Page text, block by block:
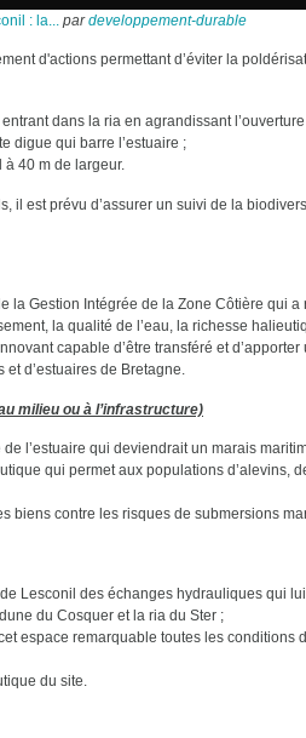
: la... pardeveloppement-durable
d'actions permettant d’éviter la
dans la ria en agrandissant
digue qui barre l’estuaire ;
40 m de largeur.
il est prévu d’assurer un suivi de la
la Gestion Intégrée de la Zone Côtière qui
la qualité de l’eau, la richesse
capable d’être transféré et
d’estuaires de Bretagne.
milieu ou à l’infrastructure)
l’estuaire qui deviendrait un marais
qui permet aux populations d’alevins,
biens contre les risques de submersions
Lesconil des échanges hydrauliques qui
du Cosquer et la ria du Ster ;
espace remarquable toutes les conditions
du site.